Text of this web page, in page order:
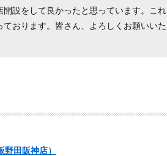
設をして良かったと思っています。これ
おります。皆さん、よろしくお願いいた
田阪神店）